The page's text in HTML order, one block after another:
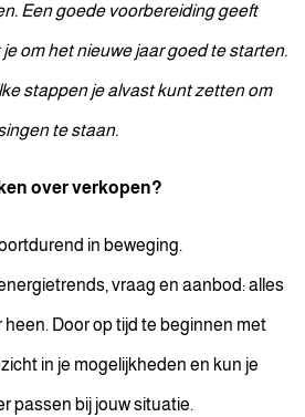
Een goede voorbereiding geeft
om het nieuwe jaar goed te starten.
stappen je alvast kunt zetten om
te staan.
over verkopen?
in beweging.
vraag en aanbod: alles
Door op tijd te beginnen met
in je mogelijkheden en kun je
passen bij jouw situatie.